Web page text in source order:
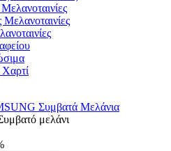
Συμβατά Μελάνια
μελάνι